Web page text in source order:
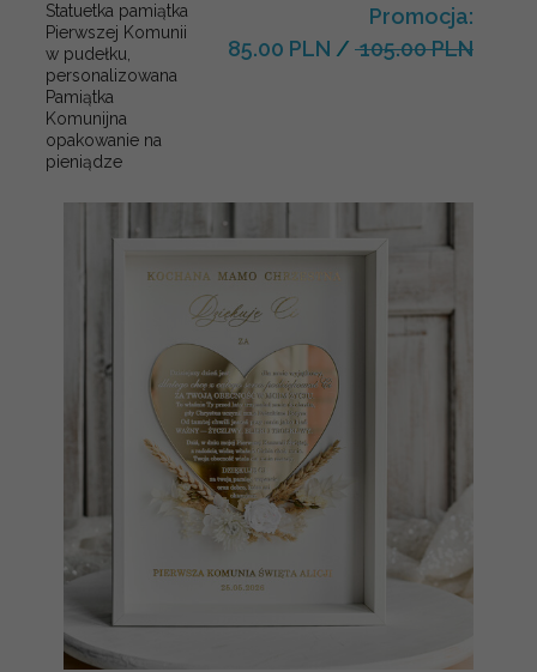
Statuetka pamiątka
Pierwszej Komunii
w pudełku,
personalizowana
Pamiątka
Komunijna
opakowanie na
pieniądze
Promocja:
85.00 PLN / 105.00 PLN